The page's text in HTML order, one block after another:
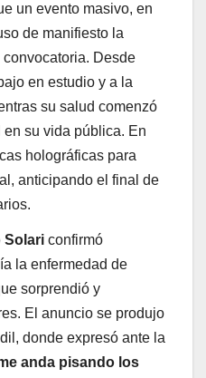
un evento masivo, en
de manifiesto la
Desde
en estudio y a la
su salud comenzó
su vida pública. En
holográficas para
anticipando el final de
Solari confirmó
la enfermedad de
sorprendió y
El anuncio se produjo
donde expresó ante la
anda pisando los